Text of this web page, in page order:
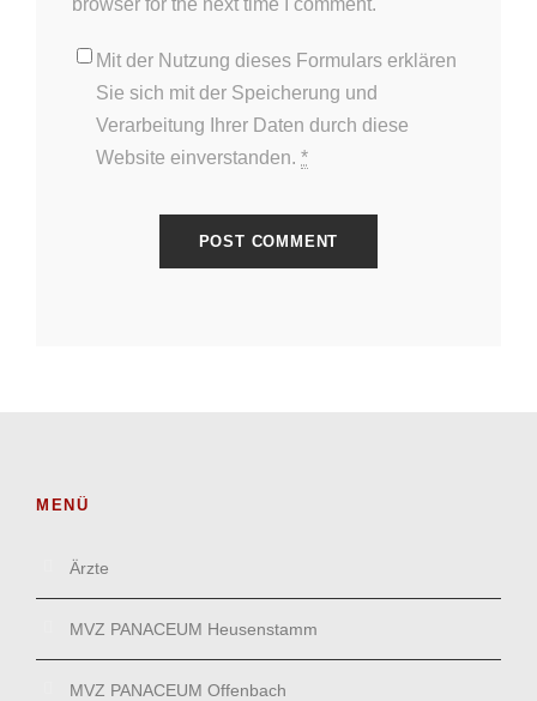
browser for the next time I comment.
Mit der Nutzung dieses Formulars erklären
Sie sich mit der Speicherung und
Verarbeitung Ihrer Daten durch diese
Website einverstanden. *
MENÜ
Ärzte
MVZ PANACEUM Heusenstamm
MVZ PANACEUM Offenbach